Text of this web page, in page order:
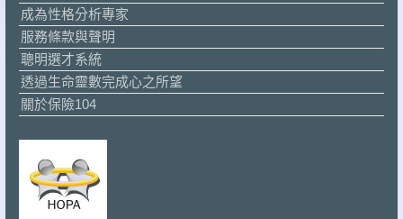
成為性格分析專家
服務條款與聲明
聰明選才系統
透過生命靈數完成心之所望
關於保險104